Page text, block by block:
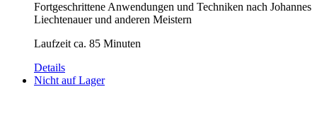
Fortgeschrittene Anwendungen und Techniken nach Johannes
Liechtenauer und anderen Meistern
Laufzeit ca. 85 Minuten
Details
Nicht auf Lager